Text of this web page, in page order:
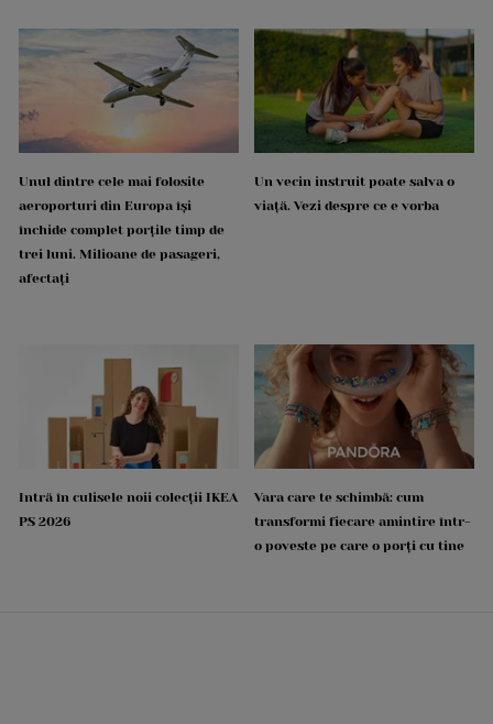
Unul dintre cele mai folosite
aeroporturi din Europa își
închide complet porțile timp de
trei luni. Milioane de pasageri,
afectați
Un vecin instruit poate salva o
viață. Vezi despre ce e vorba
Intră în culisele noii colecții IKEA
PS 2026
Vara care te schimbă: cum
transformi fiecare amintire într-
o poveste pe care o porți cu tine